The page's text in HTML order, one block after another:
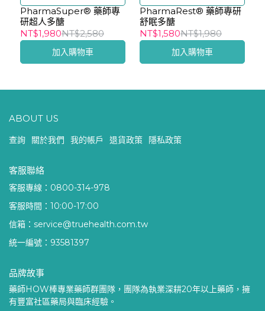
🔥１件免運
PharmaSuper® 藥師專
研超人多醣
NT$1,980NT$2,580
加入購物車
運🔥
PharmaRest® 藥師專研
舒眠多醣
NT$1,580NT$1,980
加入購物車
ABOUT US
查詢 關於我們 我的帳戶 退貨政策 隱私政策
客服聯絡
客服專線：0800-314-978
客服時間：10:00-17:00
信箱：service@truehealth.com.tw
統一編號：93581397
品牌故事
藥師HOW棒專業藥師群團隊，團隊為執業深耕20年以上藥師，擁
有豐富社區藥局與臨床經驗。